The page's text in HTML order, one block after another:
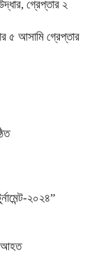
গ্রেপ্তার ২
৫ আসামি গ্রেপ্তার
২০২৪”
আহত